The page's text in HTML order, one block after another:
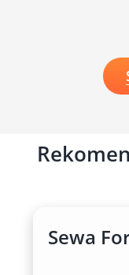
Sewa